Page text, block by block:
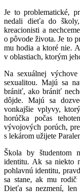
Je to problematické,
nedali dieťa do
kreacionisti a
o pôvode života. Je to
mu hodia a ktoré nie.
v oblastiach, ktorým
Na sexuálnej
sexualitou. Majú sa
brániť, ako brániť
dôjde. Majú sa
vonkajšie vplyvy,
horúčka počas
vývojových porúch,
s lekárom užijete
Škola by študentom
identitu. Ak sa niekto
pohlavnú identitu,
sa stane, ak mu rodič
Dieťa sa nezmení, len